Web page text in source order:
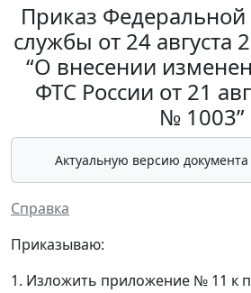
Приказ
службы от 24 августа
“О внесении
ФТС России от 21
№ 1003”
Актуальную версию
Справка
Приказываю:
1. Изложить приложение № 11 к